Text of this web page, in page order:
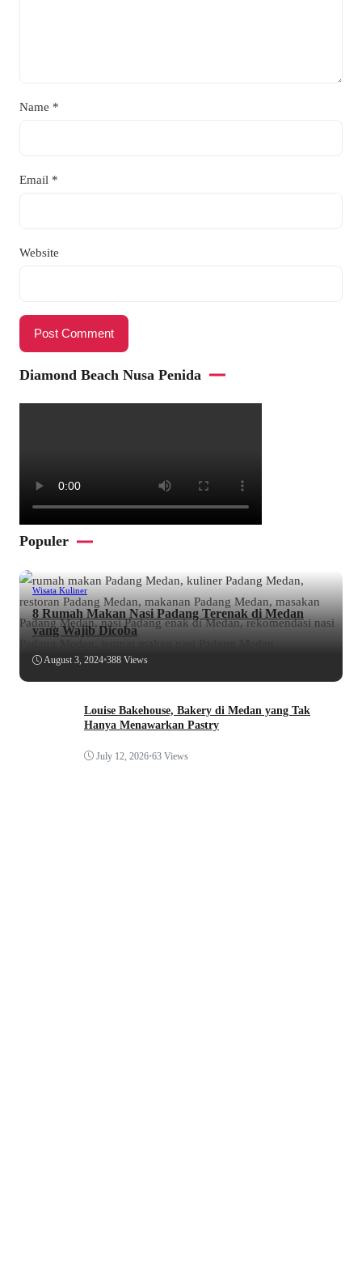
Name *
Email *
Website
Diamond Beach Nusa Penida
Populer
Wisata Kuliner
8 Rumah Makan Nasi Padang Terenak di Medan
yang Wajib Dicoba
August 3, 2024•388 Views
Louise Bakehouse, Bakery di Medan yang Tak
Hanya Menawarkan Pastry
July 12, 2026•63 Views